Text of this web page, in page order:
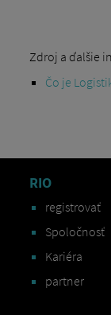
Zdroj a ďalšie
Čo je
RIO
registrovať
Spoločnosť
Kariéra
partner